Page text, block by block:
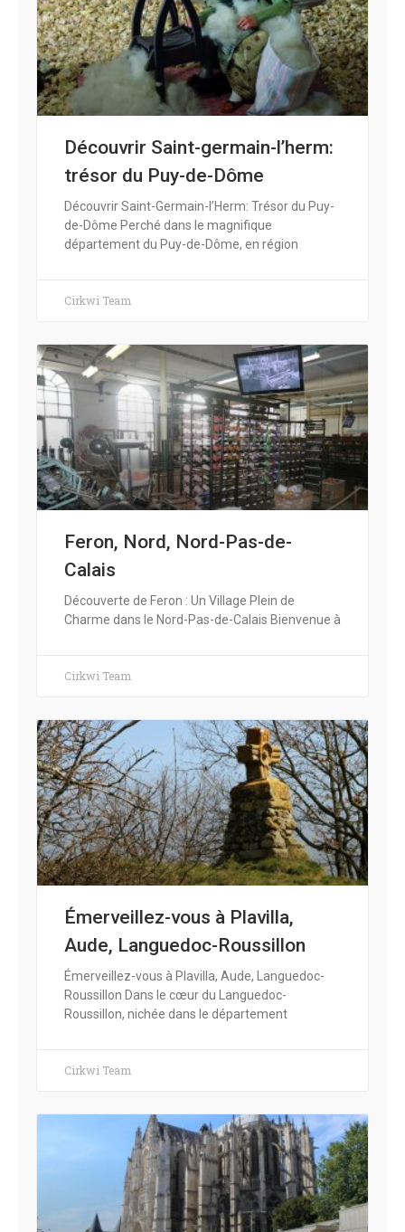
Découvrir Saint-germain-l’herm:
trésor du Puy-de-Dôme
Découvrir Saint-Germain-l’Herm: Trésor du Puy-
de-Dôme Perché dans le magnifique
département du Puy-de-Dôme, en région
Cirkwi Team
Feron, Nord, Nord-Pas-de-
Calais
Découverte de Feron : Un Village Plein de
Charme dans le Nord-Pas-de-Calais Bienvenue à
Cirkwi Team
Émerveillez-vous à Plavilla,
Aude, Languedoc-Roussillon
Émerveillez-vous à Plavilla, Aude, Languedoc-
Roussillon Dans le cœur du Languedoc-
Roussillon, nichée dans le département
Cirkwi Team